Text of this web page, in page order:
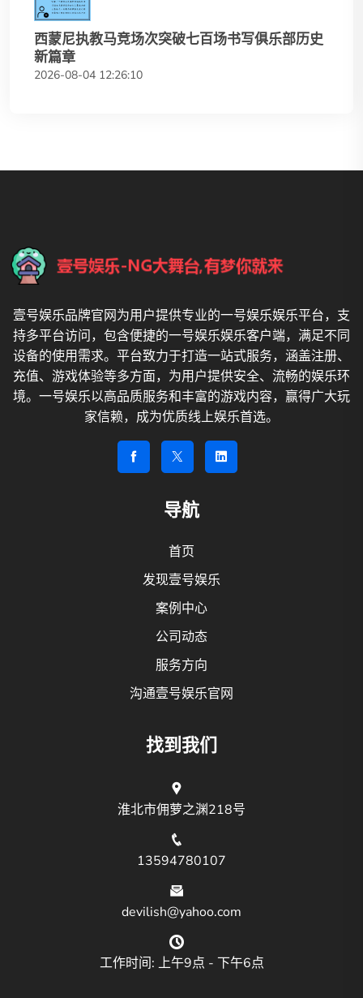
西蒙尼执教马竞场次突破七百场书写俱乐部历史
新篇章
2026-08-04 12:26:10
壹号娱乐品牌官网为用户提供专业的一号娱乐娱乐平台，支
持多平台访问，包含便捷的一号娱乐娱乐客户端，满足不同
设备的使用需求。平台致力于打造一站式服务，涵盖注册、
充值、游戏体验等多方面，为用户提供安全、流畅的娱乐环
境。一号娱乐以高品质服务和丰富的游戏内容，赢得广大玩
家信赖，成为优质线上娱乐首选。
导航
首页
发现壹号娱乐
案例中心
公司动态
服务方向
沟通壹号娱乐官网
找到我们
淮北市佣萝之渊218号
13594780107
devilish@yahoo.com
工作时间: 上午9点 - 下午6点